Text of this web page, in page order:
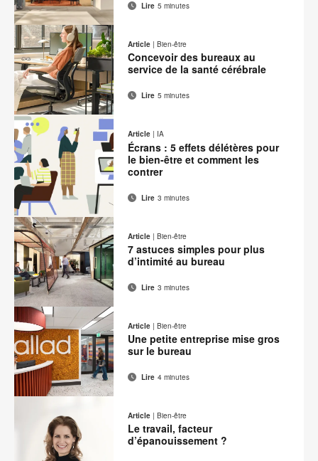
Partager
sur
Facebook
Partager
sur
Twitter
Partager
sur
Pinterest
Partager
sur
LinkedIn
Adresse
de
contact
Imprimer
cette
page
Lire 5 minutes
Partager
sur
Facebook
Partager
sur
Twitter
Partager
sur
Pinterest
Partager
sur
LinkedIn
Adresse
de
contact
Imprimer
cette
page
Article | Bien-être
Concevoir des bureaux au
service de la santé cérébrale
Lire 5 minutes
Partager
sur
Facebook
Partager
sur
Twitter
Partager
sur
Pinterest
Partager
sur
LinkedIn
Adresse
de
contact
Imprimer
cette
page
Article | IA
Écrans : 5 effets délétères pour
le bien-être et comment les
contrer
Lire 3 minutes
Partager
sur
Facebook
Partager
sur
Twitter
Partager
sur
Pinterest
Partager
sur
LinkedIn
Adresse
contact
Imprimer
cette
page
Article | Bien-être
7 astuces simples pour plus
d’intimité au bureau
Lire 3 minutes
Partager
Facebook
Partager
Twitter
Partager
Pinterest
Partager
LinkedIn
Adresse
contact
Imprimer
Article | Bien-être
Une petite entreprise mise gros
sur le bureau
Lire 4 minutes
Article | Bien-être
Le travail, facteur
d’épanouissement ?